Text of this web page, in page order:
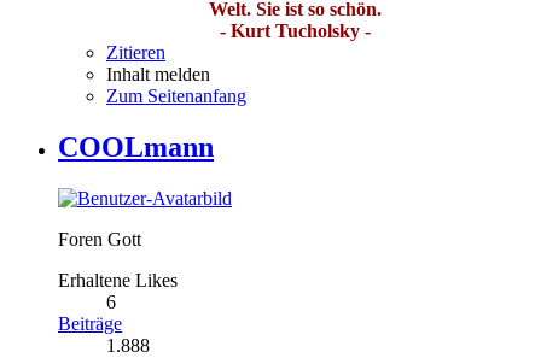
Welt. Sie ist so schön.
- Kurt Tucholsky -
Zitieren
Inhalt melden
Zum Seitenanfang
COOLmann
Foren Gott
Erhaltene Likes
6
Beiträge
1.888